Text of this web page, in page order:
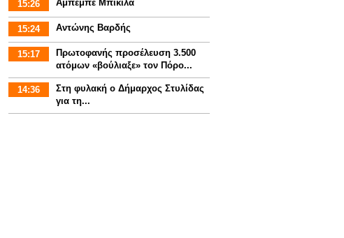
15:26 Αμπέμπε Μπικίλα
15:24 Αντώνης Βαρδής
15:17
Πρωτοφανής προσέλευση 3.500
ατόμων «βούλιαξε» τον Πόρο...
14:36
Στη φυλακή ο Δήμαρχος Στυλίδας
για τη...